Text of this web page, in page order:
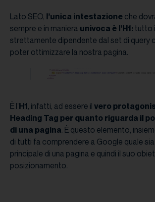
Lato SEO, l’unica intestazione che
sempre e in maniera univoca è l’H1: tutto
strettamente dipendente dal set di query
poter ottimizzare la nostra pagina.
È l’H1, infatti, ad essere il vero
Heading Tag per quanto riguarda il
di una pagina. È questo elemento,
di tutti fa comprendere a Google quale
principale di una pagina e quindi il suo
posizionamento.